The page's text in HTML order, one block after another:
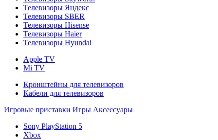
Телевизоры Яндекс
Телевизоры SBER
Телевизоры Hisense
Телевизоры Haier
Телевизоры Hyundai
Apple TV
Mi TV
Кронштейны для телевизоров
Кабели для телевизоров
Игровые приставки Игры Аксессуары
Sony PlayStation 5
Xbox